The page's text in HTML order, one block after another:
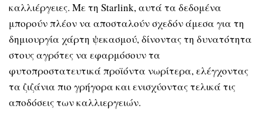
καλλιέργειες. Με τη Starlink, αυτά τα δεδομένα
μπορούν πλέον να αποσταλούν σχεδόν άμεσα για τη
δημιουργία χάρτη ψεκασμού, δίνοντας τη δυνατότητα
στους αγρότες να εφαρμόσουν τα
φυτοπροστατευτικά προϊόντα νωρίτερα, ελέγχοντας
τα ζιζάνια πιο γρήγορα και ενισχύοντας τελικά τις
αποδόσεις των καλλιεργειών.